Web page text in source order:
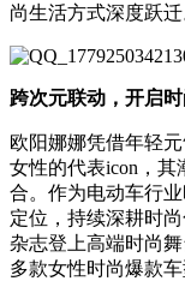
尚生活方式深度跃迁
跨次元联动，开启
欧阳娜娜凭借年轻
女性的代表icon，
合。作为电动车行
定位，持续深耕时
杂志登上高端时尚
多款女性时尚爆款